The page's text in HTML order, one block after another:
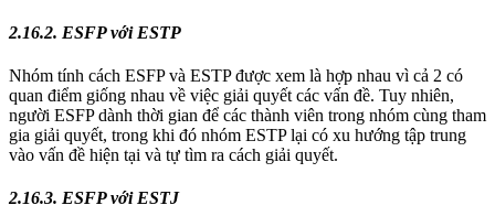
2.16.2. ESFP với ESTP
Nhóm tính cách ESFP và ESTP được xem là hợp nhau vì cả 2 có
quan điểm giống nhau về việc giải quyết các vấn đề. Tuy nhiên,
người ESFP dành thời gian để các thành viên trong nhóm cùng tham
gia giải quyết, trong khi đó nhóm ESTP lại có xu hướng tập trung
vào vấn đề hiện tại và tự tìm ra cách giải quyết.
2.16.3. ESFP với ESTJ